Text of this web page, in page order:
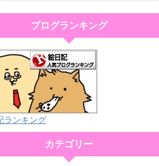
ブログランキング
ランキング
カテゴリー